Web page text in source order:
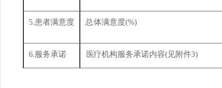
5.患者满意度 总体满意度(%)
6.服务承诺 医疗机构服务承诺内容(见附件3)